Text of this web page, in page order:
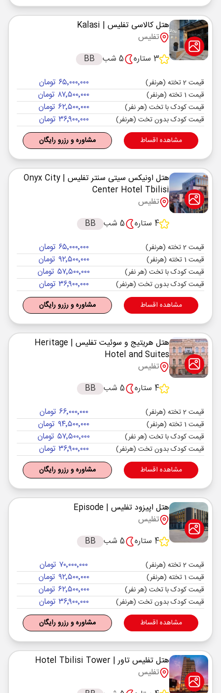
هتل کالاسی تفلیس | Kalasi
تفلیس
3 ستاره
5 شب BB
قیمت 2 تخته (هرنفر) ۶۵٬۰۰۰٬۰۰۰ تومان
قیمت 1 تخته (هرنفر) ۸۷٬۵۰۰٬۰۰۰ تومان
قیمت کودک با تخت (هر نفر) ۶۲٬۵۰۰٬۰۰۰ تومان
قیمت کودک بدون تخت (هرنفر) ۳۶٬۹۰۰٬۰۰۰ تومان
مشاهده اقساط مشاوره و رزرو رایگان
هتل اونیکس سیتی سنتر تفلیس | Onyx City
Center Hotel Tbilisi
تفلیس
4 ستاره
5 شب BB
قیمت 2 تخته (هرنفر) ۶۵٬۰۰۰٬۰۰۰ تومان
قیمت 1 تخته (هرنفر) ۹۲٬۵۰۰٬۰۰۰ تومان
قیمت کودک با تخت (هر نفر) ۵۷٬۵۰۰٬۰۰۰ تومان
قیمت کودک بدون تخت (هرنفر) ۳۶٬۹۰۰٬۰۰۰ تومان
مشاهده اقساط مشاوره و رزرو رایگان
هتل هریتیج و سوئیت تفلیس | Heritage
Hotel and Suites
تفلیس
4 ستاره
5 شب BB
قیمت 2 تخته (هرنفر) ۶۶٬۰۰۰٬۰۰۰ تومان
قیمت 1 تخته (هرنفر) ۹۴٬۵۰۰٬۰۰۰ تومان
قیمت کودک با تخت (هر نفر) ۵۷٬۵۰۰٬۰۰۰ تومان
قیمت کودک بدون تخت (هرنفر) ۳۶٬۹۰۰٬۰۰۰ تومان
مشاهده اقساط مشاوره و رزرو رایگان
هتل اپیزود تفلیس | Episode
تفلیس
4 ستاره
5 شب BB
قیمت 2 تخته (هرنفر) ۷۰٬۰۰۰٬۰۰۰ تومان
قیمت 1 تخته (هرنفر) ۹۲٬۵۰۰٬۰۰۰ تومان
قیمت کودک با تخت (هر نفر) ۶۲٬۵۰۰٬۰۰۰ تومان
قیمت کودک بدون تخت (هرنفر) ۳۶٬۹۰۰٬۰۰۰ تومان
مشاهده اقساط مشاوره و رزرو رایگان
هتل تفلیس تاور| Hotel Tbilisi Tower
تفلیس